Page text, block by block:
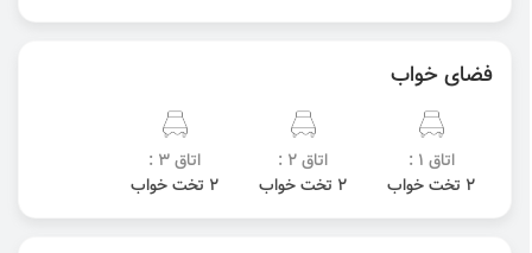
فضای خواب
اتاق 1 :
2 تخت خواب
اتاق 2 :
2 تخت خواب
اتاق 3 :
2 تخت خواب